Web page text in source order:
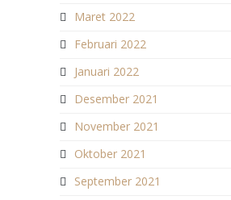
Maret 2022
Februari 2022
Januari 2022
Desember 2021
November 2021
Oktober 2021
September 2021